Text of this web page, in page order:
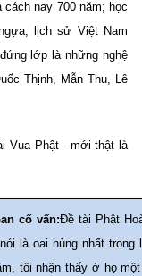
nay 700 năm; học
lịch sử Việt Nam
lớp là những nghệ
Thịnh, Mẫn Thu, Lê
Vua Phật - mới thật là
cố vấn:Đề tài Phật
là oai hùng nhất trong
tôi nhận thấy ở họ